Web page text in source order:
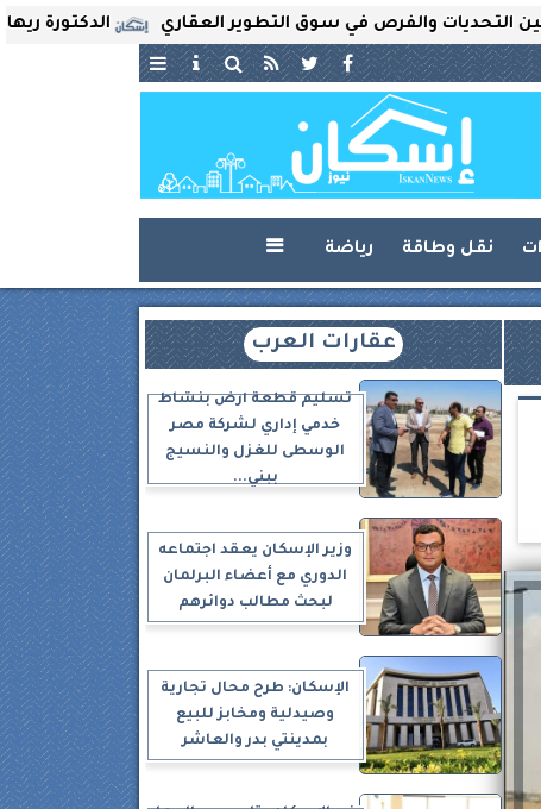
الدكتورة ريهام ثروت والفرص في سوق التطوير العقاري
نقل وطاقة رياضة 
عقارات العرب
تسليم قطعة أرض بنشاط
خدمي إداري لشركة مصر
الوسطى للغزل والنسيج
ببني...
وزير الإسكان يعقد اجتماعه
الدوري مع أعضاء البرلمان
لبحث مطالب دوائرهم
الإسكان: طرح محال تجارية
وصيدلية ومخابز للبيع
بمدينتي بدر والعاشر